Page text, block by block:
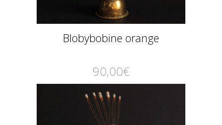
Blobybobine orange
90,00€